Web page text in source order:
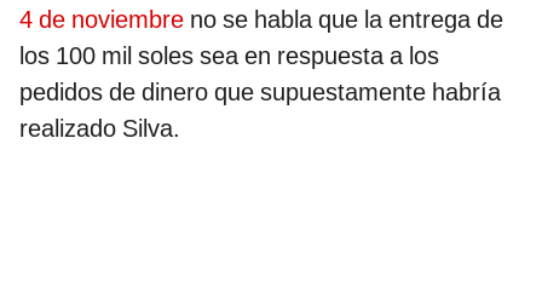
4 de noviembre no se habla que la entrega de
los 100 mil soles sea en respuesta a los
pedidos de dinero que supuestamente habría
realizado Silva.